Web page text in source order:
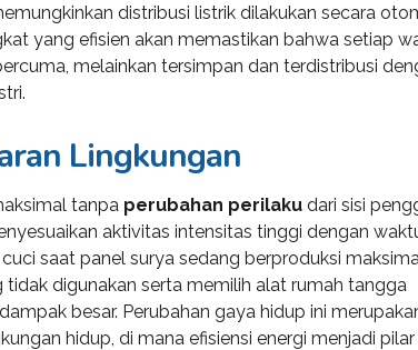
distribusi listrik dilakukan secara
yang efisien akan memastikan bahwa setiap
melainkan tersimpan dan terdistribusi
Lingkungan
tanpa perubahan perilaku dari sisi
aktivitas intensitas tinggi dengan
saat panel surya sedang berproduksi
digunakan serta memilih alat rumah tangga
besar. Perubahan gaya hidup ini
hidup, di mana efisiensi energi menjadi pilar
«Consulting WordPress
Theme is the way to go for
financial institutions. We
take pride in being a
transparent and perfection